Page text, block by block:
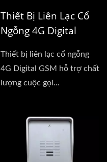
Thiết Bị Liên Lạc Cổ
Ngỗng 4G Digital
Thiết bị liên lạc cổ ngỗng
4G Digital GSM hỗ trợ chất
lượng cuộc gọi...